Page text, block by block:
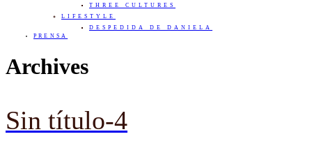
THREE CULTURES
LIFESTYLE
DESPEDIDA DE DANIELA
PRENSA
Archives
Sin título-4